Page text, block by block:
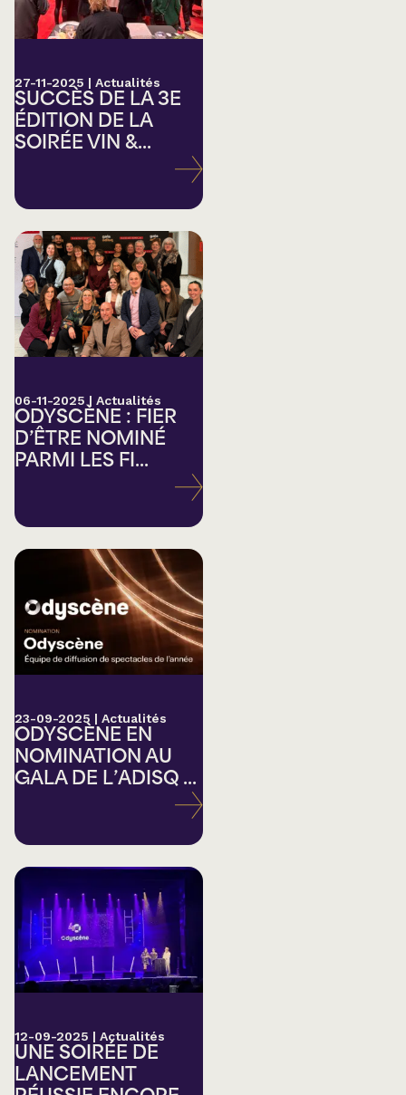
27-11-2025 | Actualités
SUCCÈS DE LA 3E
ÉDITION DE LA
SOIRÉE VIN &...
06-11-2025 | Actualités
ODYSCÈNE : FIER
D’ÊTRE NOMINÉ
PARMI LES FI...
23-09-2025 | Actualités
ODYSCÈNE EN
NOMINATION AU
GALA DE L’ADISQ ...
12-09-2025 | Actualités
UNE SOIRÉE DE
LANCEMENT